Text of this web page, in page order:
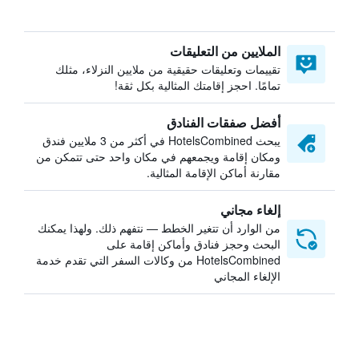
الملايين من التعليقات
تقييمات وتعليقات حقيقية من ملايين النزلاء، مثلك
تمامًا. احجز إقامتك المثالية بكل ثقة!
أفضل صفقات الفنادق
يبحث HotelsCombined في أكثر من 3 ملايين فندق
ومكان إقامة ويجمعهم في مكان واحد حتى تتمكن من
مقارنة أماكن الإقامة المثالية.
إلغاء مجاني
من الوارد أن تتغير الخطط — نتفهم ذلك. ولهذا يمكنك
البحث وحجز فنادق وأماكن إقامة على
HotelsCombined من وكالات السفر التي تقدم خدمة
الإلغاء المجاني